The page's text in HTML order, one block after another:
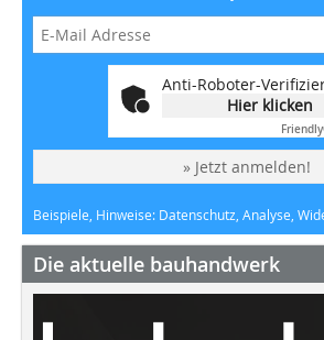
Anti-Roboter-
Hier klicken
Friendly
» Jetzt anmelden!
Beispiele, Hinweise: Datenschutz, Analyse,
Die aktuelle bauhandwerk